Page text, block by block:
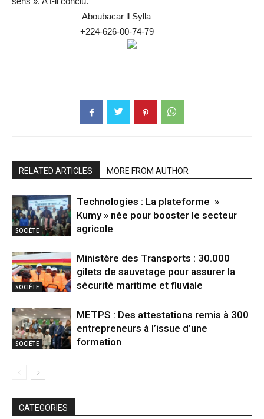
Aboubacar ll Sylla
+224-626-00-74-79
RELATED ARTICLES MORE FROM AUTHOR
SOCIÉTE
Technologies : La plateforme »
Kumy » née pour booster le secteur
agricole
SOCIÉTE
Ministère des Transports : 30.000
gilets de sauvetage pour assurer la
sécurité maritime et fluviale
SOCIÉTE
METPS : Des attestations remis à 300
entrepreneurs à l’issue d’une
formation
CATEGORIES